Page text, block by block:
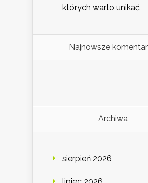
których warto unikać
Najnowsze
Archiwa
sierpień 2026